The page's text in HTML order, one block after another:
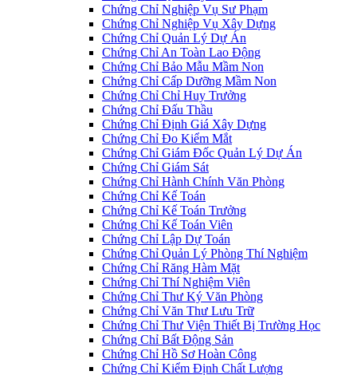
Chứng Chỉ Nghiệp Vụ Sư Phạm
Chứng Chỉ Nghiệp Vụ Xây Dựng
Chứng Chỉ Quản Lý Dự Án
Chứng Chỉ An Toàn Lao Động
Chứng Chỉ Bảo Mẫu Mầm Non
Chứng Chỉ Cấp Dưỡng Mầm Non
Chứng Chỉ Chỉ Huy Trưởng
Chứng Chỉ Đấu Thầu
Chứng Chỉ Định Giá Xây Dựng
Chứng Chỉ Đo Kiểm Mắt
Chứng Chỉ Giám Đốc Quản Lý Dự Án
Chứng Chỉ Giám Sát
Chứng Chỉ Hành Chính Văn Phòng
Chứng Chỉ Kế Toán
Chứng Chỉ Kế Toán Trưởng
Chứng Chỉ Kế Toán Viên
Chứng Chỉ Lập Dự Toán
Chứng Chỉ Quản Lý Phòng Thí Nghiệm
Chứng Chỉ Răng Hàm Mặt
Chứng Chỉ Thí Nghiệm Viên
Chứng Chỉ Thư Ký Văn Phòng
Chứng Chỉ Văn Thư Lưu Trữ
Chứng Chỉ Thư Viện Thiết Bị Trường Học
Chứng Chỉ Bất Động Sản
Chứng Chỉ Hồ Sơ Hoàn Công
Chứng Chỉ Kiểm Định Chất Lượng